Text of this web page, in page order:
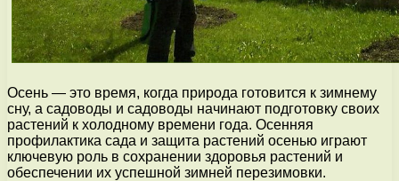
Осень — это время, когда природа готовится к зимнему
сну, а садоводы и садоводы начинают подготовку своих
растений к холодному времени года. Осенняя
профилактика сада и защита растений осенью играют
ключевую роль в сохранении здоровья растений и
обеспечении их успешной зимней перезимовки.